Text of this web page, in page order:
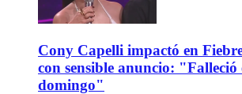
Cony Capelli impactó en
con sensible anuncio: "Falleció
domingo"